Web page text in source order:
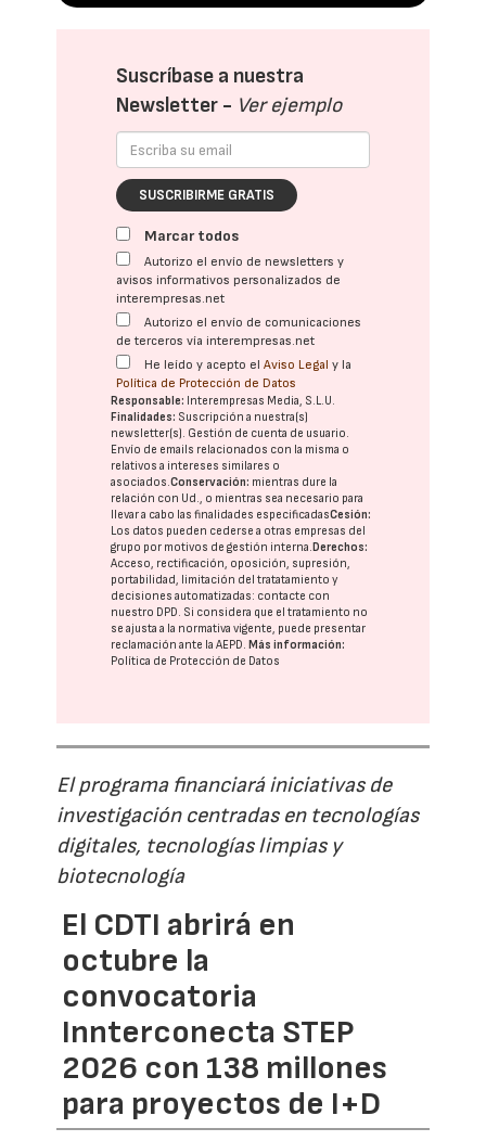
Suscríbase a nuestra
Newsletter - Ver ejemplo
SUSCRIBIRME GRATIS
Marcar todos
Autorizo el envío de newsletters y
avisos informativos personalizados de
interempresas.net
Autorizo el envío de comunicaciones
de terceros vía interempresas.net
He leído y acepto elAviso Legal y la
Política de Protección de Datos
Responsable: Interempresas Media, S.L.U.
Finalidades: Suscripción a nuestra(s)
newsletter(s). Gestión de cuenta de usuario.
Envío de emails relacionados con la misma o
relativos a intereses similares o
asociados.Conservación: mientras dure la
relación con Ud., o mientras sea necesario para
llevar a cabo las finalidades especificadasCesión:
Los datos pueden cederse a otras empresas del
grupo por motivos de gestión interna. Derechos:
Acceso, rectificación, oposición, supresión,
portabilidad, limitación del tratatamiento y
decisiones automatizadas: contacte con
nuestro DPD. Si considera que el tratamiento no
se ajusta a la normativa vigente, puede presentar
reclamación ante laAEPD. Más información:
Política de Protección de Datos
El programa financiará iniciativas de
investigación centradas en tecnologías
digitales, tecnologías limpias y
biotecnología
El CDTI abrirá en
octubre la
convocatoria
Innterconecta STEP
2026 con 138 millones
para proyectos de I+D